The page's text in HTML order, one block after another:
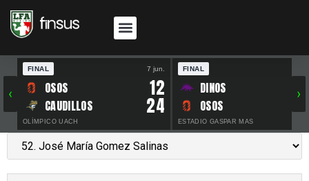
‹
FINAL 7 jun.
OSOS 12
CAUDILLOS 24
OLÍMPICO UACH
FINAL
DINOS
OSOS
ESTADIO GASPAR MAS
›